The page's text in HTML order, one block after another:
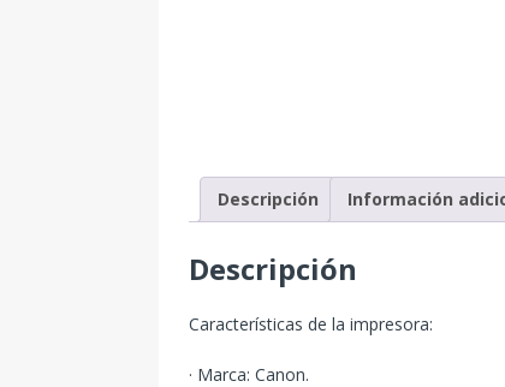
Descripción Información
Descripción
Características de la impresora:
· Marca: Canon.